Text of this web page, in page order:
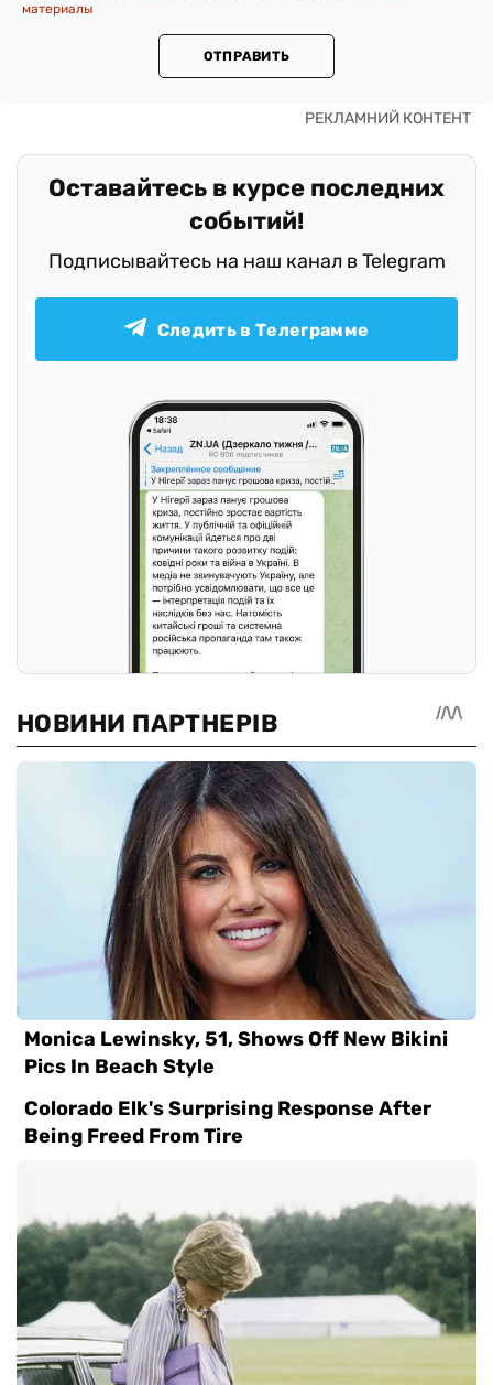
материалы
ОТПРАВИТЬ
Оставайтесь в курсе последних
событий!
Подписывайтесь на наш канал в Telegram
Следить в Телеграмме